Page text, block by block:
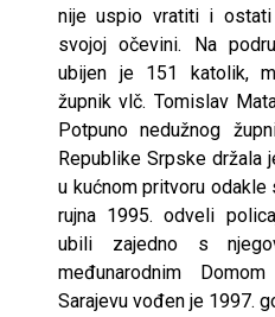
nije uspio vratiti i
svojoj očevini. Na
ubijen je 151 katolik,
župnik vlč. Tomislav
Potpuno nedužnog
Republike Srpske držala
u kućnom pritvoru odakle
rujna 1995. odveli
ubili zajedno s
međunarodnim
Sarajevu vođen je 1997.